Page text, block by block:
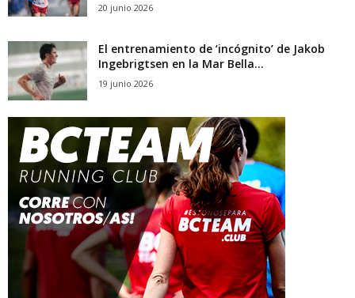
20 junio 2026
El entrenamiento de ‘incógnito’ de Jakob
Ingebrigtsen en la Mar Bella...
19 junio 2026